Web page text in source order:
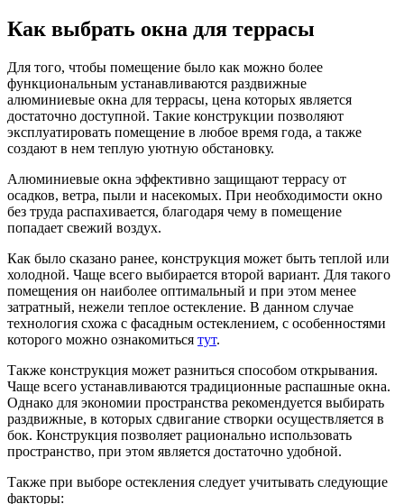
Как выбрать окна для террасы
Для того, чтобы помещение было как можно более
функциональным устанавливаются раздвижные
алюминиевые окна для террасы, цена которых является
достаточно доступной. Такие конструкции позволяют
эксплуатировать помещение в любое время года, а также
создают в нем теплую уютную обстановку.
Алюминиевые окна эффективно защищают террасу от
осадков, ветра, пыли и насекомых. При необходимости окно
без труда распахивается, благодаря чему в помещение
попадает свежий воздух.
Как было сказано ранее, конструкция может быть теплой или
холодной. Чаще всего выбирается второй вариант. Для такого
помещения он наиболее оптимальный и при этом менее
затратный, нежели теплое остекление. В данном случае
технология схожа с фасадным остеклением, с особенностями
которого можно ознакомиться тут.
Также конструкция может разниться способом открывания.
Чаще всего устанавливаются традиционные распашные окна.
Однако для экономии пространства рекомендуется выбирать
раздвижные, в которых сдвигание створки осуществляется в
бок. Конструкция позволяет рационально использовать
пространство, при этом является достаточно удобной.
Также при выборе остекления следует учитывать следующие
факторы: